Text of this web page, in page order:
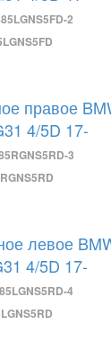
2
правое
4/5D 17-
3
левое
4/5D 17-
4